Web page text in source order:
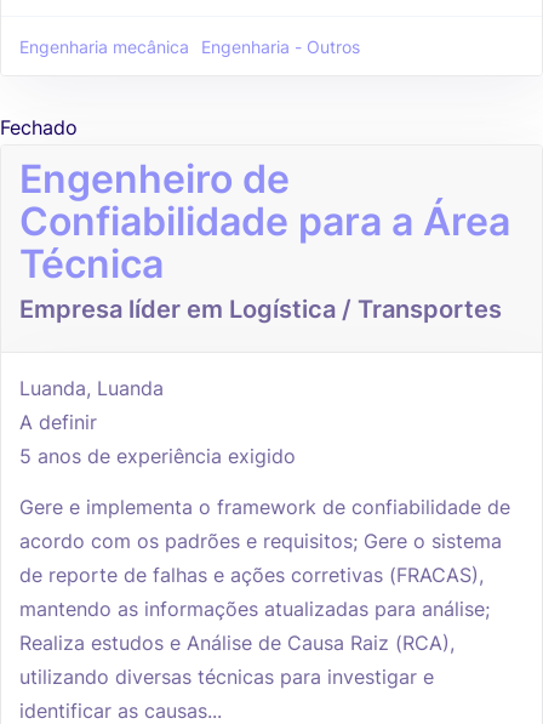
Engenharia mecânica Engenharia - Outros
Fechado
Engenheiro de
Confiabilidade para a Área
Técnica
Empresa líder em Logística / Transportes
Luanda, Luanda
A definir
5 anos de experiência exigido
Gere e implementa o framework de confiabilidade de
acordo com os padrões e requisitos; Gere o sistema
de reporte de falhas e ações corretivas (FRACAS),
mantendo as informações atualizadas para análise;
Realiza estudos e Análise de Causa Raiz (RCA),
utilizando diversas técnicas para investigar e
identificar as causas...